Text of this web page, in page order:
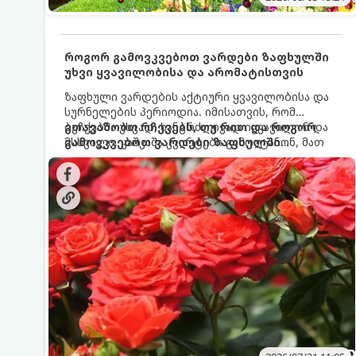
როგორ გამოვკვებოთ ვარდები ზაფხულში
უხვი ყვავილობისა და არომატისთვის
ზაფხული ვარდების აქტიური ყვავილობისა და
სურნელების პერიოდია. იმისათვის, რომ
ბუჩქებმა უხვად, ხანგრძლივად იყვავილონ და
მსხვილი, კაშკაშა კვირტები გამოიტანონ, მათ
რეგულარული და სწორი გამოკვება
სჭირდებათ. ზაფხულის პერიოდში მცენარის
მოთხოვნილებები იცვლება, ამიტომ
მნიშვნელოვანია ვიცოდეთ, რომელი სასუქები
გამოიყენება ამ დროს.
გთავაზობთ რჩევებს, თუ რით და როგორ
გამოვკვებოთ ვარდები ზაფხულში
საუკეთესო შედეგის მისაღწევად: